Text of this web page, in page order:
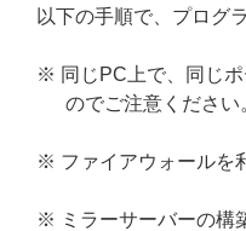
以下の手順で、プログ
※ 同じPC上で、同じ
のでご注意ください
※ ファイアウォールを
※ ミラーサーバーの構